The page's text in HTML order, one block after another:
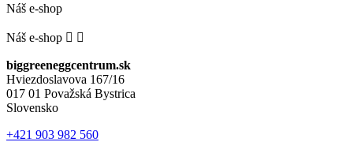
Náš e-shop
Náš e-shop  
biggreeneggcentrum.sk
Hviezdoslavova 167/16
017 01 Považská Bystrica
Slovensko
+421 903 982 560